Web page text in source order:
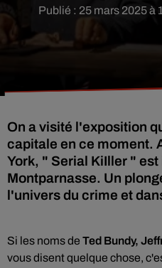
Publié : 25 mars 2025 à
On a visité l'exposition
capitale en ce moment.
York, " Serial KiIller "
Montparnasse. Un
l'univers du crime et
Si les noms de Ted Bundy,
vous disent quelque chose,